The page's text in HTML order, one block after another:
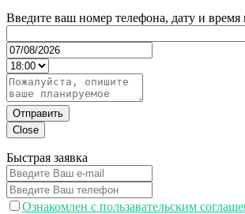
Введите ваш номер телефона, дату и время
Отправить
Close
Быстрая заявка
Ознакомлен с пользавательским